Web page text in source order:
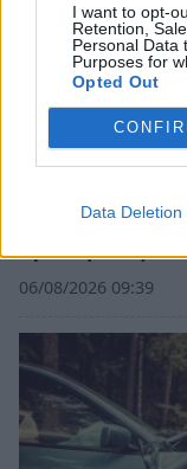
I want to opt-
Retention,
Personal Data
Purposes for
Opted Out
Data Deletion
Μεσσηνία:
εγκλωβίστηκε
06/08/2026 09:39